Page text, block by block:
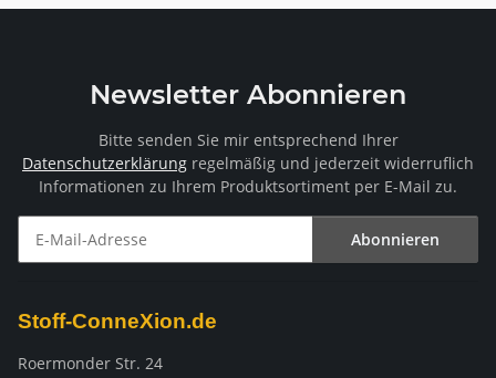
Newsletter Abonnieren
Bitte senden Sie mir entsprechend Ihrer
Datenschutzerklärung regelmäßig und jederzeit widerruflich
Informationen zu Ihrem Produktsortiment per E-Mail zu.
Abonnieren
Stoff-ConneXion.de
Roermonder Str. 24